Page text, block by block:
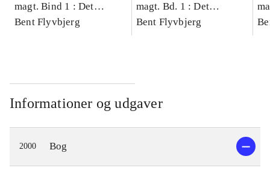
magt. Bind 1 : Det
konkretes videnskab
Bent Flyvbjerg
magt. Bd. 1 : Det
konkretes videnskab
Bent Flyvbjerg
Informationer og udgaver
2000 Bog